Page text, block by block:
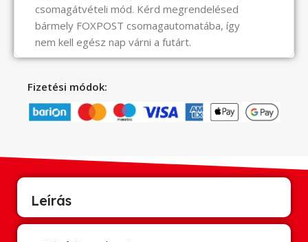
csomagátvételi mód. Kérd megrendelésed
bármely FOXPOST csomagautomatába, így
nem kell egész nap várni a futárt.
Fizetési módok:
Leírás